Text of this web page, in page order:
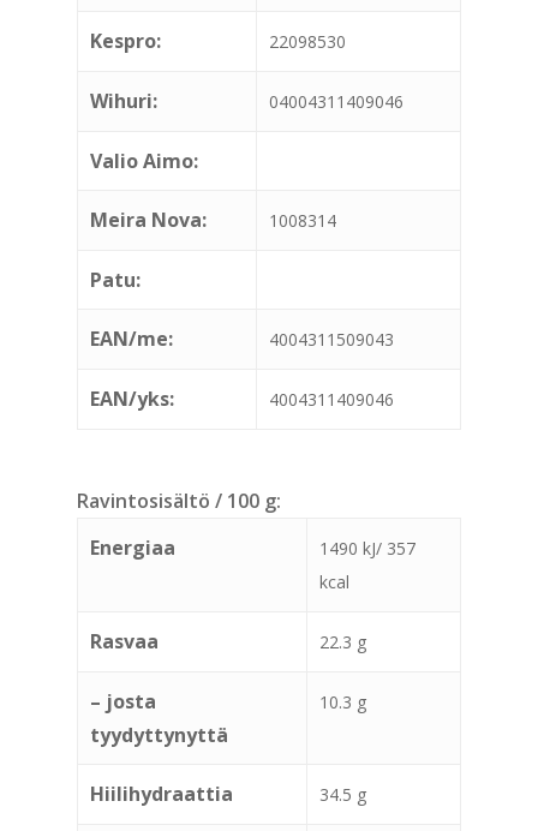
Kespro: 22098530
Wihuri: 04004311409046
Valio Aimo:
Meira Nova: 1008314
Patu:
EAN/me: 4004311509043
EAN/yks: 4004311409046
Ravintosisältö / 100 g:
Energiaa
1490 kJ/ 357
kcal
Rasvaa 22.3 g
– josta
tyydyttynyttä
10.3 g
Hiilihydraattia 34.5 g